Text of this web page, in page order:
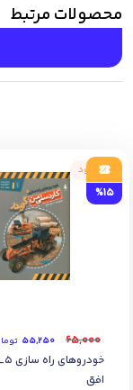
محصولات مرتبط
ناموجود
%15
۶۵,۰۰۰ ۵۵,۲۵۰
افق